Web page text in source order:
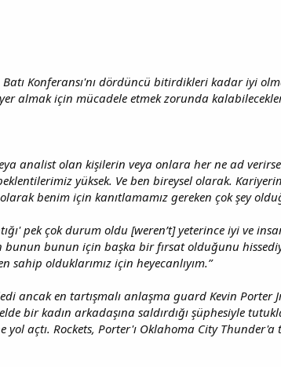
Konferansı'nı dördüncü bitirdikleri kadar iyi
almak için mücadele etmek zorunda
analist olan kişilerin veya onlara her ne ad
yüksek. Ve ben bireysel olarak.
benim için kanıtlamamız gereken çok şey
pek çok durum oldu [weren’t] yeterince iyi ve
bunun için başka bir fırsat olduğunu
sahip olduklarımız için heyecanlıyım.”
ancak en tartışmalı anlaşma guard Kevin Porter
bir kadın arkadaşına saldırdığı şüphesiyle
açtı. Rockets, Porter'ı Oklahoma City